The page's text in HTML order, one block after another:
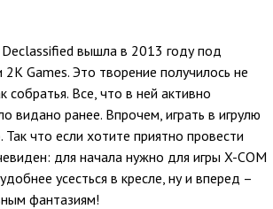
вышла в 2013 году под
Games. Это творение получилось не
собратья. Все, что в ней активно
видано ранее. Впрочем, играть в игрулю
Так что если хотите приятно провести
для начала нужно для игры X-COM
усесться в кресле, ну и вперед –
фантазиям!